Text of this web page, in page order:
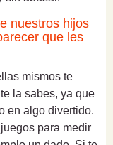
nuestros hijos
que les
mismos te
la sabes, ya que
en algo divertido.
para medir